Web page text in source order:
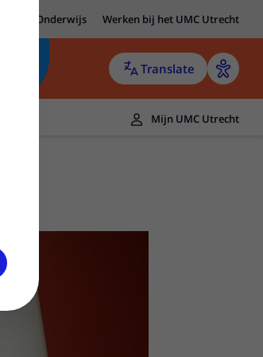
Onderwijs Werken bij het UMC Utrecht
Translate
Mijn UMC Utrecht